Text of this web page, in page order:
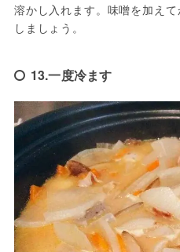
溶かし入れます。味噌を加え
しましょう。
13.一度冷ます